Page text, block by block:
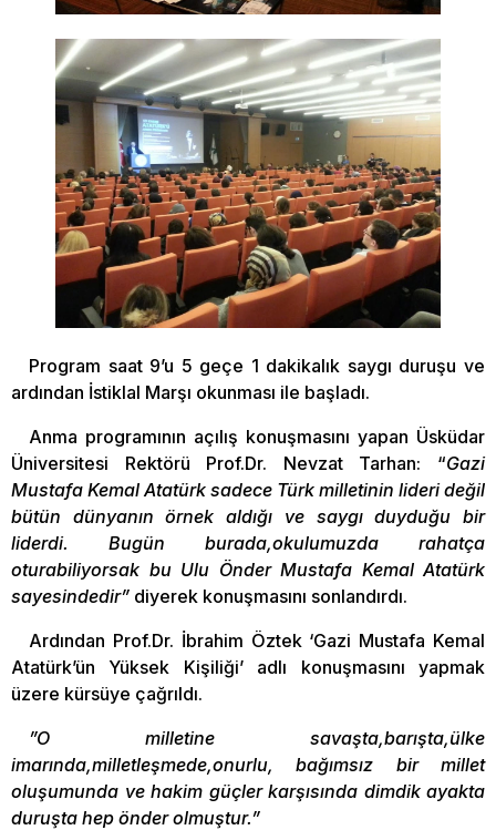
Program saat 9’u 5 geçe 1 dakikalık saygı duruşu ve
ardından İstiklal Marşı okunması ile başladı.
Anma programının açılış konuşmasını yapan Üsküdar
Üniversitesi Rektörü Prof.Dr. Nevzat Tarhan: “Gazi
Mustafa Kemal Atatürk sadece Türk milletinin lideri değil
bütün dünyanın örnek aldığı ve saygı duyduğu bir
liderdi. Bugün burada,okulumuzda rahatça
oturabiliyorsak bu Ulu Önder Mustafa Kemal Atatürk
sayesindedir” diyerek konuşmasını sonlandırdı.
Ardından Prof.Dr. İbrahim Öztek ‘Gazi Mustafa Kemal
Atatürk’ün Yüksek Kişiliği’ adlı konuşmasını yapmak
üzere kürsüye çağrıldı.
”O milletine savaşta,barışta,ülke
imarında,milletleşmede,onurlu, bağımsız bir millet
oluşumunda ve hakim güçler karşısında dimdik ayakta
duruşta hep önder olmuştur.”